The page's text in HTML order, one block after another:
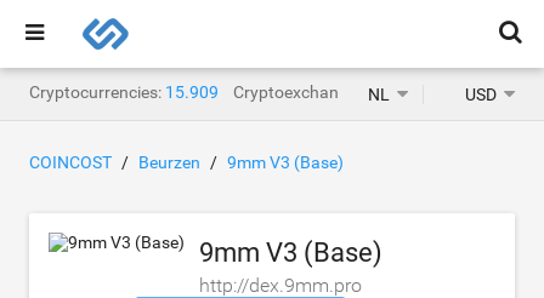
Cryptocurrencies: 15.909 Cryptoexchanges: 1.471
NL USD
COINCOST Beurzen 9mm V3 (Base)
9mm V3 (Base)
http://dex.9mm.pro